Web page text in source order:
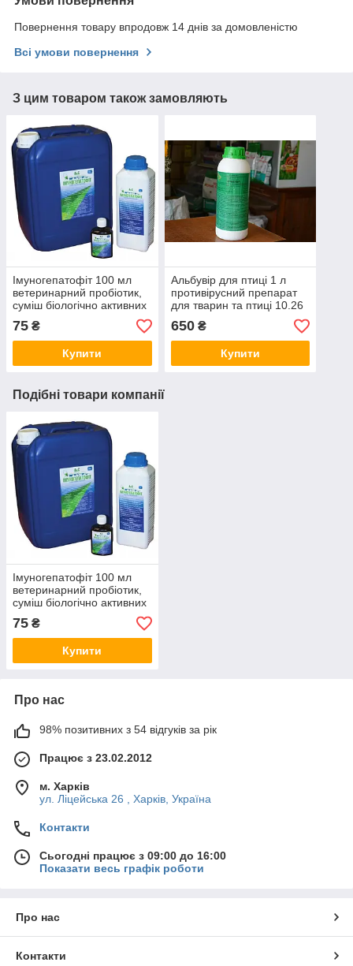
Повернення товару впродовж 14 днів за домовленістю
Всі умови повернення
З цим товаром також замовляють
Імуногепатофіт 100 мл
ветеринарний пробіотик,
суміш біологічно активних
речовин
75 ₴
Купити
Альбувір для птиці 1 л
противірусний препарат
для тварин та птиці 10.26
650₴
Купити
Подібні товари компанії
Імуногепатофіт 100 мл
ветеринарний пробіотик,
суміш біологічно активних
75 ₴
Купити
Про нас
98% позитивних з 54 відгуків за рік
Працює з 23.02.2012
м. Харків
ул. Ліцейська 26 , Харків, Україна
Контакти
Сьогодні працює з 09:00 до 16:00
Показати весь графік роботи
Про нас
Контакти